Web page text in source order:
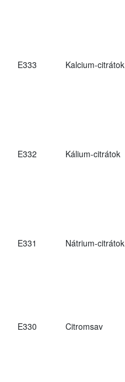
E333 Kalcium-citrátok
E332 Kálium-citrátok
E331 Nátrium-citrátok
E330 Citromsav